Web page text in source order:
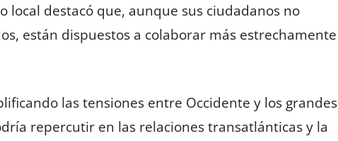
local destacó que, aunque sus ciudadanos no
están dispuestos a colaborar más estrechamente
las tensiones entre Occidente y los grandes
repercutir en las relaciones transatlánticas y la